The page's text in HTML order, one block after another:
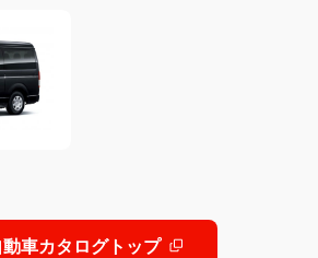
動車カタログトップ